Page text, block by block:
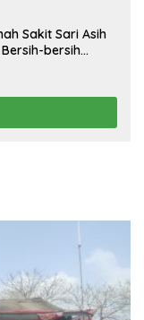
Sakit Sari Asih
bersih